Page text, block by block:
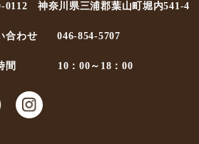
0112 神奈川県三浦郡葉山町堀内541-4
合わせ 046-854-5707
間 10：00～18：00